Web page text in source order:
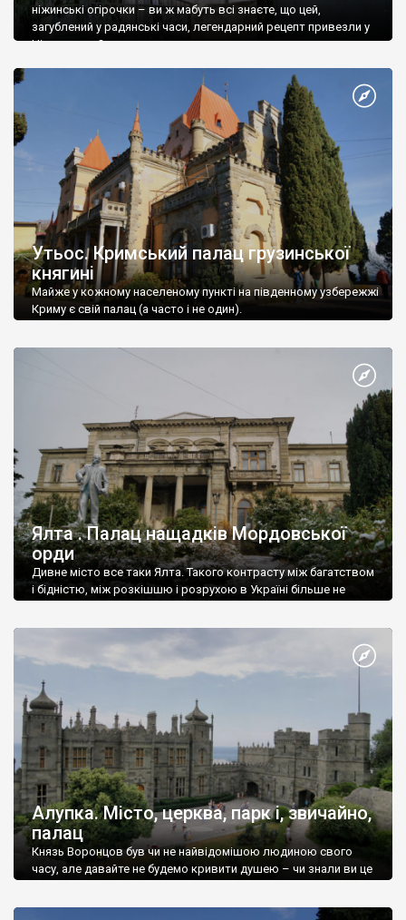
ніжинські огірочки – ви ж мабуть всі знаєте, що цей,
загублений у радянські часи, легендарний рецепт привезли у
Ніжин греки?
Утьос. Кримський палац грузинської
княгині
Майже у кожному населеному пункті на південному узбережжі
Криму є свій палац (а часто і не один).
Ялта . Палац нащадків Мордовської
орди
Дивне місто все таки Ялта. Такого контрасту між багатством
і бідністю, між розкішшю і розрухою в Україні більше не
Алупка. Місто, церква, парк і, звичайно,
палац
Князь Воронцов був чи не найвідомішою людиною свого
часу, але давайте не будемо кривити душею – чи знали ви це